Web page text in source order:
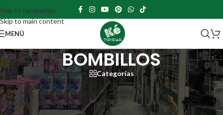
Skip to navigation
Skip to main content
MENÚ
BOMBILLOS
Categorías
Portada»BOMBILLOS Mostrando 1–12 de 54 resultados
Mostrar barra lateral